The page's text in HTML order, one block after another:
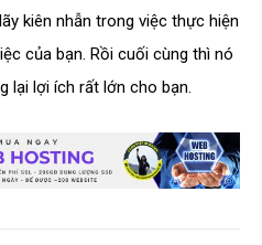
kiên nhẫn trong việc thực hiện
của bạn. Rồi cuối cùng thì nó
lại lợi ích rất lớn cho bạn.